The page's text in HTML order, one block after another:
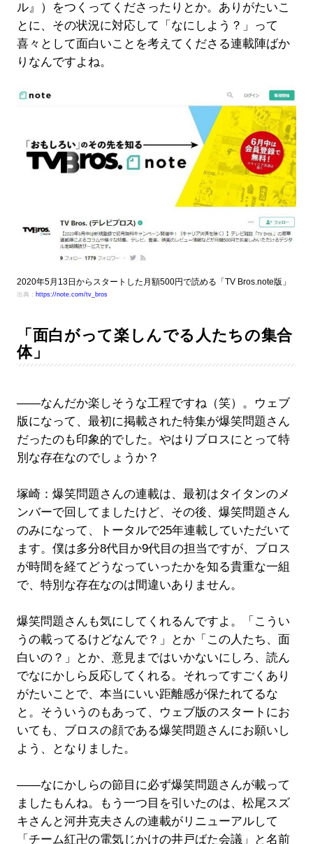
ル』）をつくってくださったりとか。ありがたいこ
とに、その状況に対応して「なにしよう？」って
喜々として面白いことを考えてくださる連載陣ばか
りなんですよね。
2020年5月13日からスタートした月額500円で読める「TV Bros.note版」
出典： https://note.com/tv_bros
「面白がって楽しんでる人たちの集合
体」
――なんだか楽しそうな工程ですね（笑）。ウェブ
版になって、最初に掲載された特集が爆笑問題さん
だったのも印象的でした。やはりブロスにとって特
別な存在なのでしょうか？
塚崎：爆笑問題さんの連載は、最初はタイタンのメ
ンバーで回してましたけど、その後、爆笑問題さん
のみになって、トータルで25年連載していただいて
ます。僕は多分8代目か9代目の担当ですが、ブロス
が時間を経てどうなっていったかを知る貴重な一組
で、特別な存在なのは間違いありません。
爆笑問題さんも気にしてくれるんですよ。「こうい
うの載ってるけどなんで？」とか「この人たち、面
白いの？」とか、意見まではいかないにしろ、読ん
でなにかしら反応してくれる。それってすごくあり
がたいことで、本当にいい距離感が保たれてるな
と。そういうのもあって、ウェブ版のスタートにお
いても、ブロスの顔である爆笑問題さんにお願いし
よう、となりました。
――なにかしらの節目に必ず爆笑問題さんが載って
ましたもんね。もう一つ目を引いたのは、松尾スズ
キさんと河井克夫さんの連載がリニューアルして
「チーム紅卍の電気じかけの井戸ばた会議」と名前